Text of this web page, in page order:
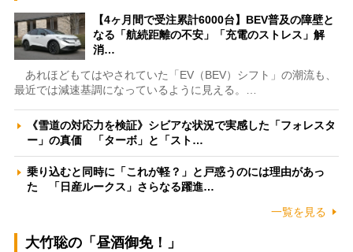
【4ヶ月間で受注累計6000台】BEV普及の障壁と
なる「航続距離の不安」「充電のストレス」解
消…
あれほどもてはやされていた「EV（BEV）シフト」の潮流も、
最近では減速基調になっているように見える。…
《雪道の対応力を検証》シビアな状況で実感した「フォレスタ
ー」の真価 「ターボ」と「スト…
乗り込むと同時に「これが軽？」と戸惑うのには理由があっ
た 「日産ルークス」さらなる躍進…
一覧を見る
大竹聡の「昼酒御免！」